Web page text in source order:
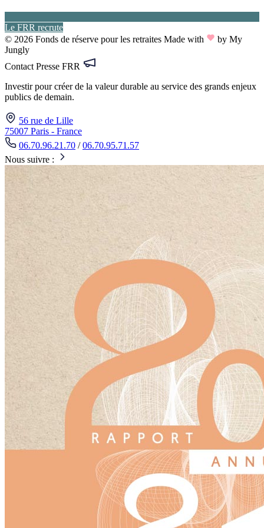
Le FRR recrute
© 2026 Fonds de réserve pour les retraites Made with
by My
Jungly
Contact Presse FRR
Investir pour créer de la valeur durable au service des grands enjeux
publics de demain.
56 rue de Lille
75007 Paris - France
06.70.96.21.70 /06.70.95.71.57
Nous suivre :